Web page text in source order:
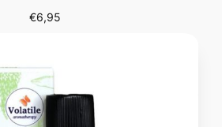
€6,95